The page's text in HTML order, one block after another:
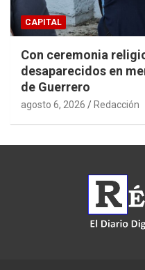
CAPITAL
Con ceremonia
desaparecidos en
de Guerrero
agosto 6, 2026 Redacción